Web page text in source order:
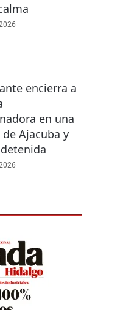
encierra a
en una
Ajacuba y